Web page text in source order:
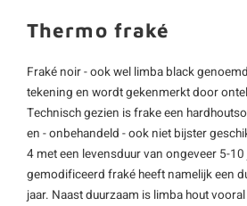
Thermo fraké
Fraké noir - ook wel limba black
tekening en wordt gekenmerkt door
Technisch gezien is frake een
en - onbehandeld - ook niet bijster
4 met een levensduur van ongeveer 5-
gemodificeerd fraké heeft namelijk een
jaar. Naast duurzaam is limba hout